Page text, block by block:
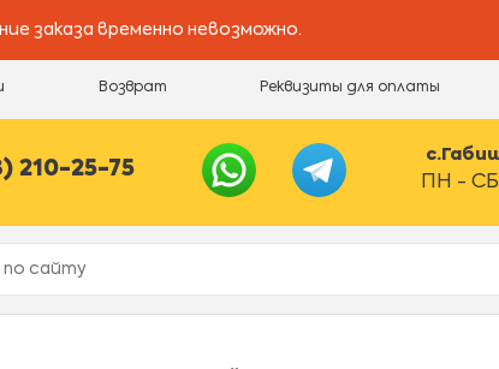
заказа временно невозможно.
Возврат Реквизиты для оплаты
210-25-75
ПН - СБ